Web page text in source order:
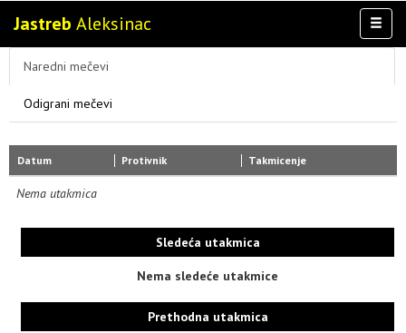
Jastreb Aleksinac
AKTIVNOSTI
TAKMIČENJA
KLUB
MULTIMEDIJA
Naredni mečevi
Odigrani mečevi
Datum Protivnik Takmicenje
Nema utakmica
Sledeća utakmica
Nema sledeće utakmice
Prethodna utakmica